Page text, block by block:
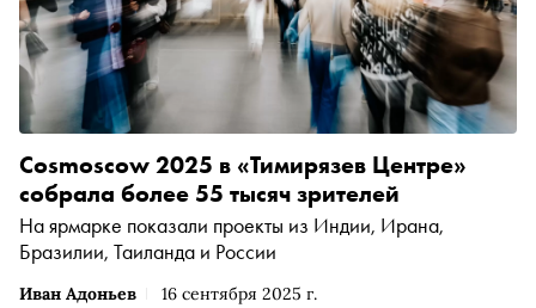
Иван Адоньев 16 сентября 2025 г.
Cosmoscow 2025 в «Тимирязев Центре»
собрала более 55 тысяч зрителей
На ярмарке показали проекты из Индии, Ирана,
Бразилии, Таиланда и России